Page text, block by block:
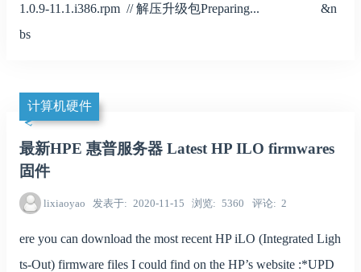
1.0.9-11.1.i386.rpm // 解压升级包Preparing... &n
bs
计算机硬件
最新HPE 惠普服务器 Latest HP ILO firmwares
固件
lixiaoyao 发表于 2020-11-15 浏览 5360 评论 2
ere you can download the most recent HP iLO (Integrated Ligh
ts-Out) firmware files I could find on the HP’s website :*UPD